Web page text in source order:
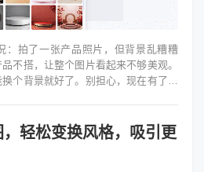
：拍了一张产品照片，但背景乱糟糟
不搭，让整个图片看起来不够美观。
个背景就好了。别担心，现在有了AI
轻松变换风格，吸引更